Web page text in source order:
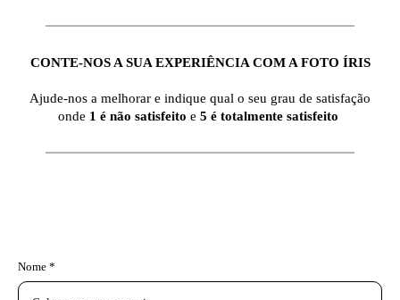
CONTE-NOS A SUA EXPERIÊNCIA COM A FOTO ÍRIS
Ajude-nos a melhorar e indique qual o seu grau de satisfação
onde 1 é não satisfeito e 5 é totalmente satisfeito
Nome *